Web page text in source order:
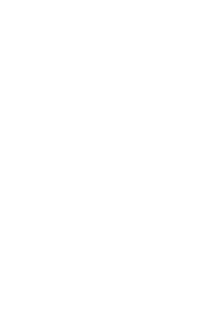
samego dnia.
samego dnia.